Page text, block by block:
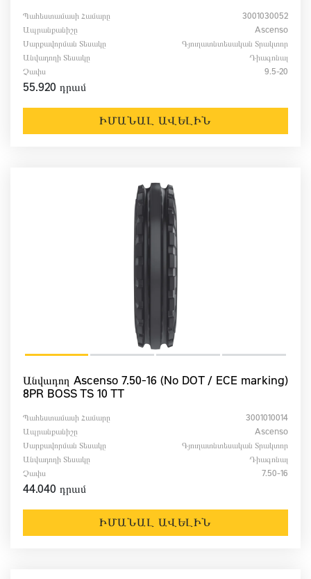
Պահեստամասի Համարը
3001030052
Ապրանքանիշը
Ascenso
Սարքավորման Տեսակը
Գյուղատնտեսական Տրակտոր
Անվադողի Տեսակը
Դիագոնալ
Չափս
9.5-20
55.920 դրամ
ԻՄԱՆԱԼ ԱՎԵԼԻՆ
Անվադող Ascenso 7.50-16 (No DOT / ECE marking)
8PR BOSS TS 10 TT
Պահեստամասի Համարը
3001010014
Ապրանքանիշը
Ascenso
Սարքավորման Տեսակը
Գյուղատնտեսական Տրակտոր
Անվադողի Տեսակը
Դիագոնալ
Չափս
7.50-16
44.040 դրամ
ԻՄԱՆԱԼ ԱՎԵԼԻՆ